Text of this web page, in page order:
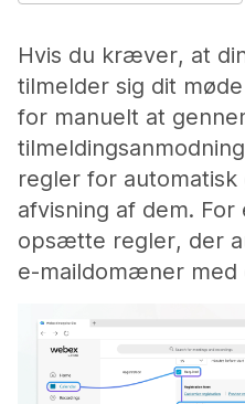
Hvis du kræver, at
tilmelder sig dit
for manuelt at
regler for
afvisning af dem.
opsætte regler, der
e-maildomæner med